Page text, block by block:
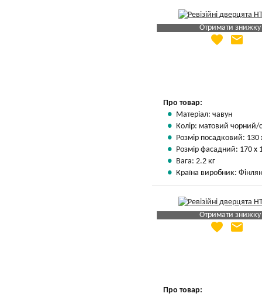
Отримати знижку
Яка Ваша ціна
favorite email
Про товар:
Матеріал: чавун
Колір: матовий чорний/
Розмір посадковий:
Розмір фасадний: 170 х
Вага: 2.2 кг
Країна виробник:
Отримати знижку
Яка Ваша ціна
favorite email
Про товар: